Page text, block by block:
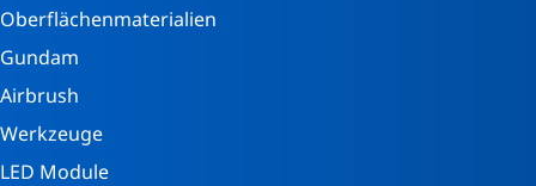
Oberflächenmaterialien
Gundam
Airbrush
Werkzeuge
LED Module